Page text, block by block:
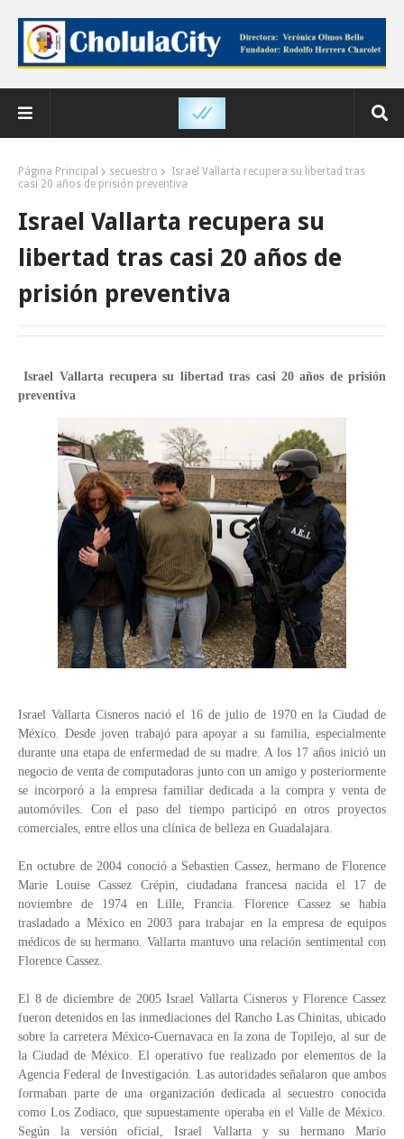
Página Principal secuestro
Israel Vallarta recupera su libertad tras
casi 20 años de prisión preventiva
Israel Vallarta recupera su
libertad tras casi 20 años de
prisión preventiva
Israel Vallarta recupera su libertad tras casi 20 años de prisión
preventiva
Israel Vallarta Cisneros nació el 16 de julio de 1970 en la Ciudad de
México. Desde joven trabajó para apoyar a su familia, especialmente
durante una etapa de enfermedad de su madre. A los 17 años inició un
negocio de venta de computadoras junto con un amigo y posteriormente
se incorporó a la empresa familiar dedicada a la compra y venta de
automóviles. Con el paso del tiempo participó en otros proyectos
comerciales, entre ellos una clínica de belleza en Guadalajara.
En octubre de 2004 conoció a Sebastien Cassez, hermano de Florence
Marie Louise Cassez Crépin, ciudadana francesa nacida el 17 de
noviembre de 1974 en Lille, Francia. Florence Cassez se había
trasladado a México en 2003 para trabajar en la empresa de equipos
médicos de su hermano. Vallarta mantuvo una relación sentimental con
Florence Cassez.
El 8 de diciembre de 2005 Israel Vallarta Cisneros y Florence Cassez
fueron detenidos en las inmediaciones del Rancho Las Chinitas, ubicado
sobre la carretera México-Cuernavaca en la zona de Topilejo, al sur de
la Ciudad de México. El operativo fue realizado por elementos de la
Agencia Federal de Investigación. Las autoridades señalaron que ambos
formaban parte de una organización dedicada al secuestro conocida
como Los Zodiaco, que supuestamente operaba en el Valle de México.
Según la versión oficial, Israel Vallarta y su hermano Mario